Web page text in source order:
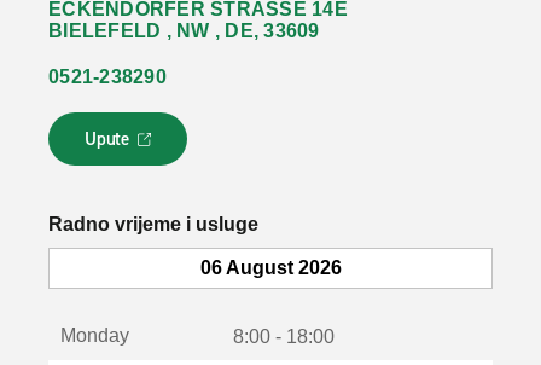
ECKENDORFER STRASSE 14E
BIELEFELD , NW , DE, 33609
0521-238290
Upute
L
i
k
o
Radno vrijeme i usluge
06 August 2026
Monday 8:00 - 18:00